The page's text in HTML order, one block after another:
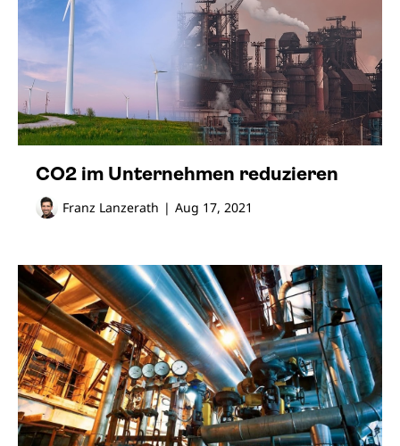
CO2 im Unternehmen reduzieren
Franz Lanzerath | Aug 17, 2021